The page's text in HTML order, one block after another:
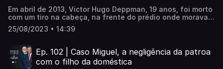
Em abril de 2013, Victor Hugo Deppman, 19 anos, foi morto
com um tiro na cabeça, na frente do prédio onde morava,
no Belém, zona leste de São Paulo. Ele não reagiu, mas
demorou alguns segundos para entender o que estava
que, logo depois, disparou. O adolescente que matou o
estudante Victor Hugo Deppman foi liberado da Fundação
Casa mais de um ano antes do prazo máximo permitido
25/08/2023 • 14:39
Ep. 102 | Caso Miguel, a negligência da patroa
com o filho da doméstica